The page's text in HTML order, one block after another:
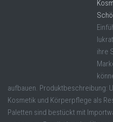
ihre
aufbauen. Produktbeschreibung:
Kosmetik und Körperpflege als
Paletten sind bestückt mit